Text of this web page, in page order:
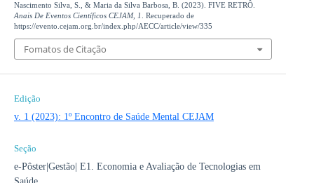
Nascimento Silva, S., & Maria da Silva Barbosa, B. (2023). FIVE RETRÔ.
Anais De Eventos Científicos CEJAM, 1
. Recuperado de
https://evento.cejam.org.br/index.php/AECC/article/view/335
Fomatos de Citação
Edição
v. 1 (2023): 1º Encontro de Saúde Mental CEJAM
Seção
e-Pôster|Gestão| E1. Economia e Avaliação de Tecnologias em